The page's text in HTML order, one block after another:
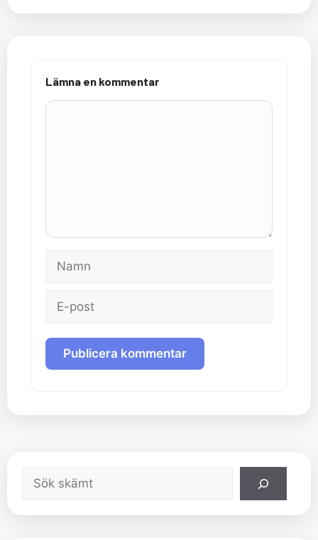
Lämna en kommentar
Kommentar
Namn
Sök